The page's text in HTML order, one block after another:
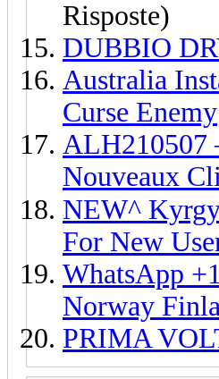
Risposte)
DUBBIO
Australia
Curse Enemy
ALH210507
Nouveaux
NEW^
For New
WhatsApp
Norway
PRIMA